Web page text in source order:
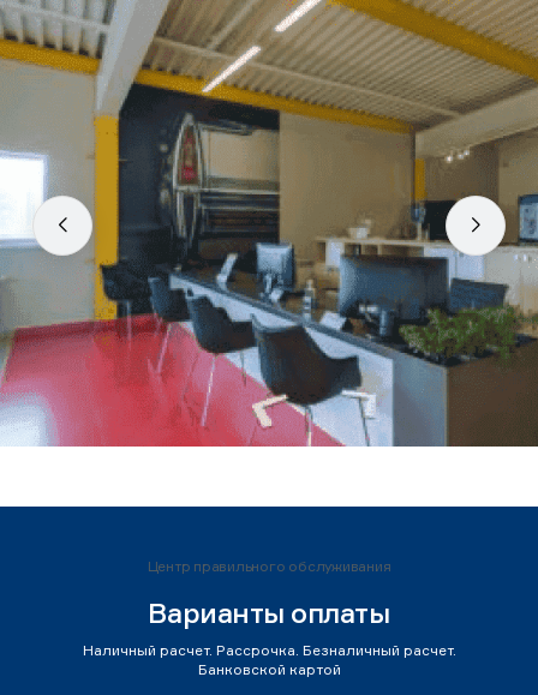
Центр правильного обслуживания
Варианты оплаты
Наличный расчет. Рассрочка. Безналичный расчет.
Банковской картой